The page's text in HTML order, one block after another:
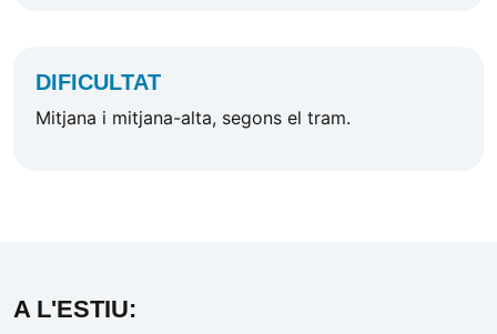
DIFICULTAT
Mitjana i mitjana-alta, segons el tram.
A L'ESTIU: